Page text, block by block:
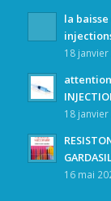
la
18 janvier
attention
18 janvier
16 mai